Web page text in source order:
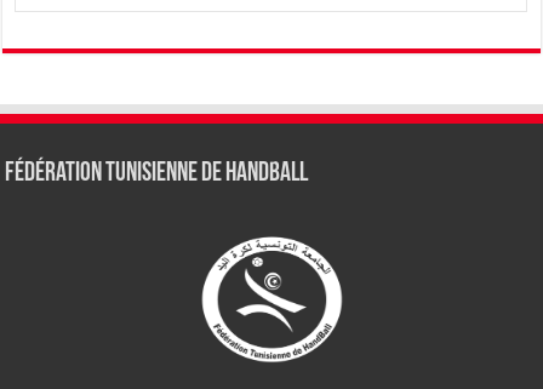
Fédération tunisienne de Handball